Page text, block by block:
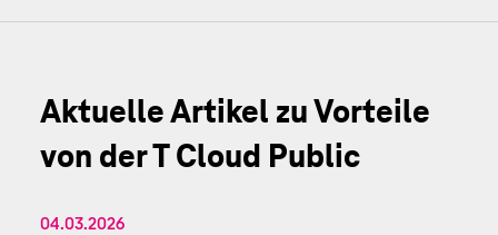
Aktuelle Artikel zu Vorteile
von der T Cloud Public
04.03.2026